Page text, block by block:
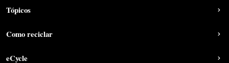
Tópicos
Como reciclar
eCycle